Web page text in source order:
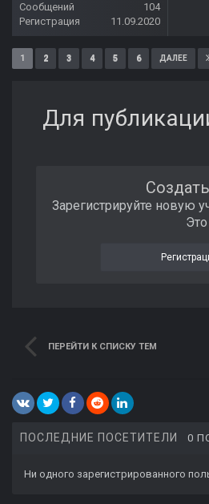
Сообщений
104
Регистрация
11.09.2020
1 2 3 4 5 6 ДАЛЕЕ
Для
Зарегистрируйте новую
ПЕРЕЙТИ К СПИСКУ ТЕМ
ПОСЛЕДНИЕ ПОСЕТИТЕЛИ 0
Ни одного зарегистрированного